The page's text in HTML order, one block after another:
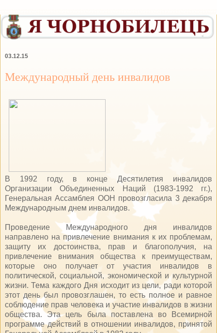
03.12.15
Международный день инвалидов
В 1992 году, в конце Десятилетия инвалидов
Организации Объединенных Наций (1983-1992 гг.),
Генеральная Ассамблея ООН провозгласила 3 декабря
Международным днем инвалидов.
Проведение Международного дня инвалидов
направлено на привлечение внимания к их проблемам,
защиту их достоинства, прав и благополучия, на
привлечение внимания общества к преимуществам,
которые оно получает от участия инвалидов в
политической, социальной, экономической и культурной
жизни. Тема каждого Дня исходит из цели, ради которой
этот день был провозглашен, то есть полное и равное
соблюдение прав человека и участие инвалидов в жизни
общества. Эта цель была поставлена во Всемирной
программе действий в отношении инвалидов, принятой